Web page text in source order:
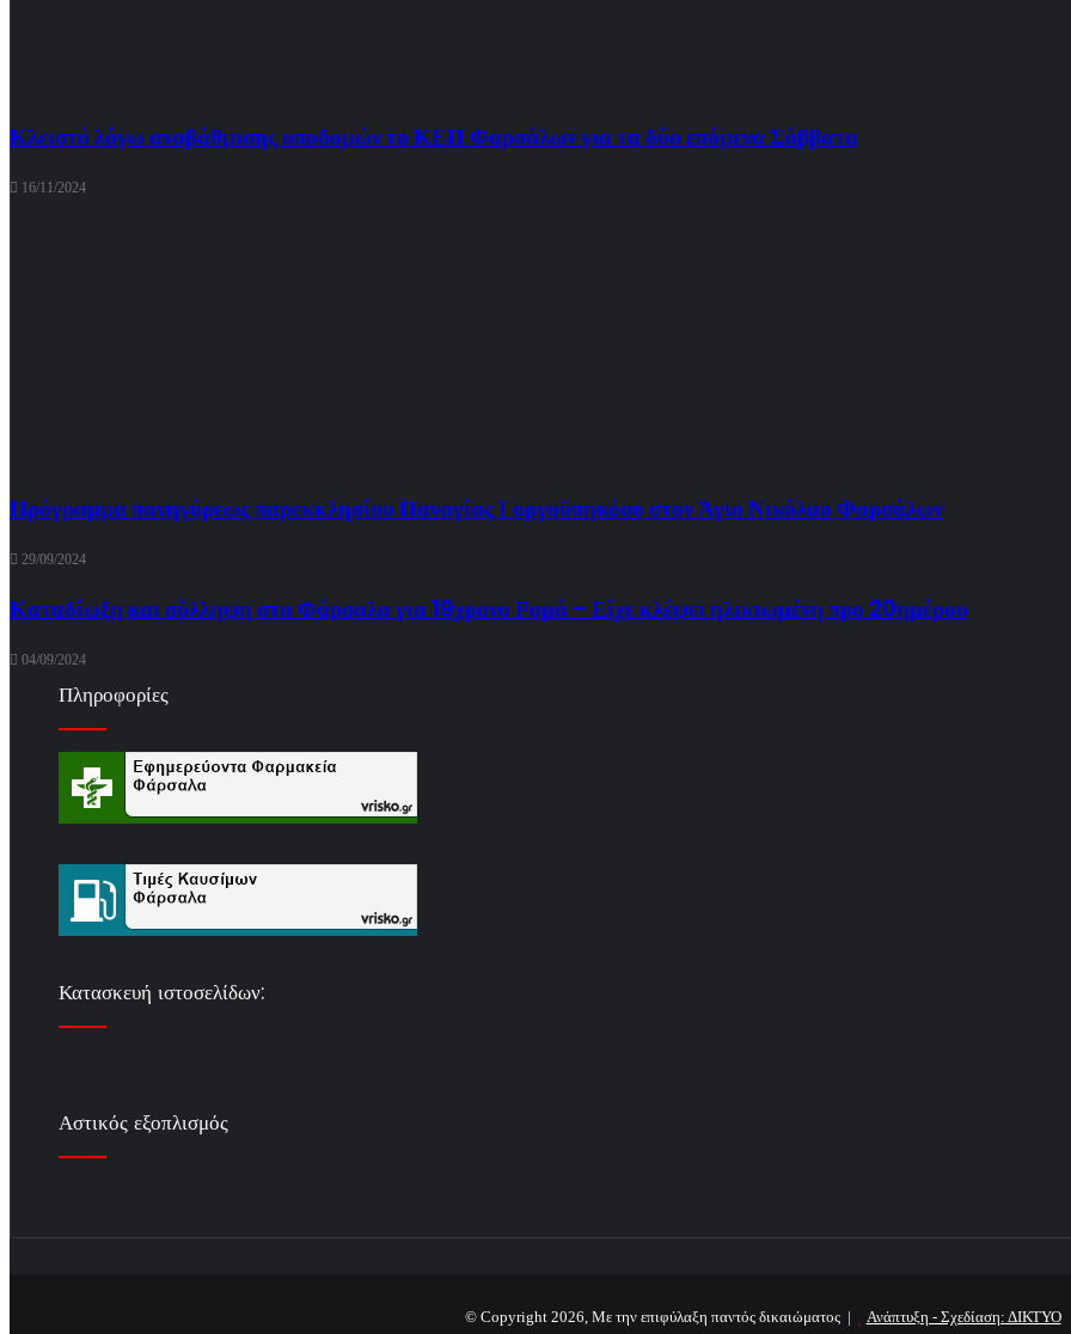
Κλειστό λόγω αναβάθμισης υποδομών το ΚΕΠ Φαρσάλων για τα δύο επόμενα Σάββατα
16/11/2024
Πρόγραμμα πανηγύρεως παρεκκλησίου Παναγίας Γοργοϋπηκόου στον Άγιο Νικόλαο Φαρσάλων
29/09/2024
Καταδίωξη και σύλληψη στα Φάρσαλα για 19χρονο Ρομά – Είχε κλέψει ηλικιωμένη προ 20ημέρου
04/09/2024
Πληροφορίες
Κατασκευή ιστοσελίδων:
Αστικός εξοπλισμός
© Copyright 2026, Με την επιφύλαξη παντός δικαιώματος | Ανάπτυξη - Σχεδίαση: ΔΙΚΤΥΟ